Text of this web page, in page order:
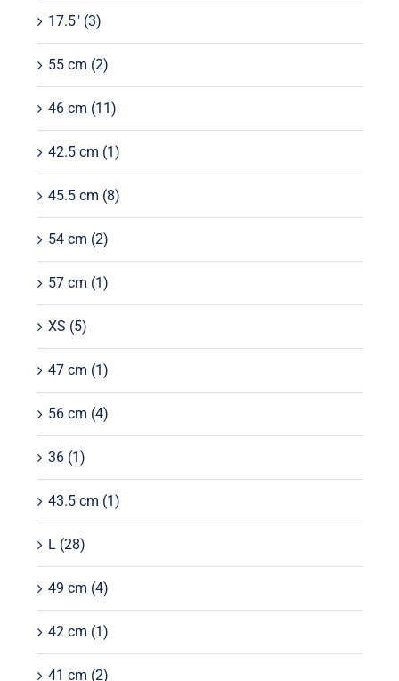
17.5" (3)
55 cm (2)
46 cm (11)
42.5 cm (1)
45.5 cm (8)
54 cm (2)
57 cm (1)
XS (5)
47 cm (1)
56 cm (4)
36 (1)
43.5 cm (1)
L (28)
49 cm (4)
42 cm (1)
41 cm (2)